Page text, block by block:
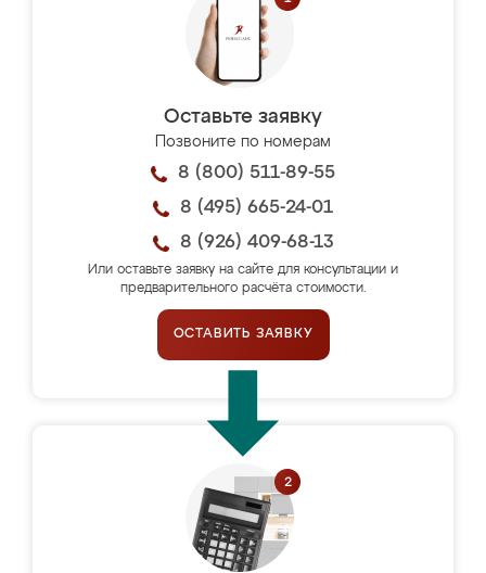
Оставьте заявку
Позвоните по номерам
8 (800) 511-89-55
8 (495) 665-24-01
8 (926) 409-68-13
Или оставьте заявку на сайте для консультации и
предварительного расчёта стоимости.
ОСТАВИТЬ ЗАЯВКУ